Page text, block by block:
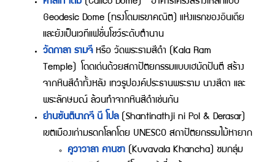
คาลิโก โดม (Calico Dome) อาคารโครงสร้างเหล็กแบบ
Geodesic Dome (ทรงโดมเรขาคณิต) แห่งแรกของอินเดีย
และยังเป็นเวทีแฟชั่นโชว์ระดับตำนาน
วัดกาลา รามจีหรือ วัดพระรามสีดำ (Kala Ram
Temple) โดดเด่นด้วยสถาปัตยกรรมแบบเฮมัดปันตี สร้าง
จากหินสีดำทั้งหลัง เทวรูปองค์ประธานพระราม นางสีดา และ
พระลักษมณ์ ล้วนทำจากหินสีดำเช่นกัน
ย่านซันตินาถจี นี โปล(Shantinathji ni Pol & Derasar)
เขตเมืองเก่ามรดกโลกโดย UNESCO สถาปัตยกรรมไม้หายาก
คูวาวาลา คานชา (Kuvavala Khancha) ชมกลุ่ม